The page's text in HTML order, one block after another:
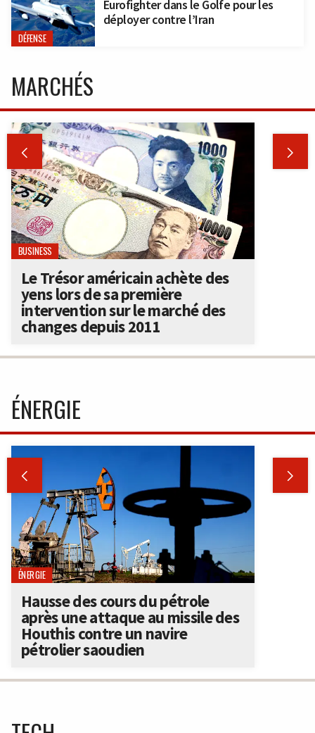
DÉFENSE
Eurofighter dans le Golfe pour les
déployer contre l’Iran
MARCHÉS
 
BUSINESS
Le Trésor américain achète des
yens lors de sa première
intervention sur le marché des
changes depuis 2011
ÉNERGIE
 
ÉNERGIE
Hausse des cours du pétrole
après une attaque au missile des
Houthis contre un navire
pétrolier saoudien